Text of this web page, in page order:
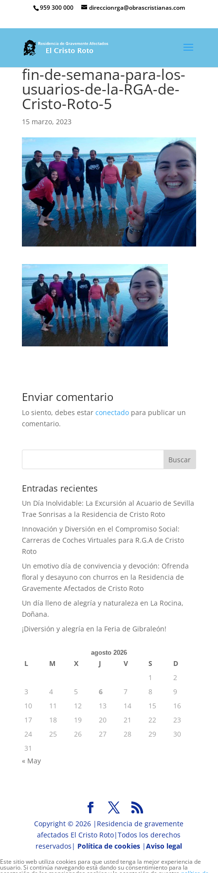
959 300 000 direccionrga@obrascristianas.com
fin-de-semana-para-los-
usuarios-de-la-RGA-de-
Cristo-Roto-5
15 marzo, 2023
Enviar comentario
Lo siento, debes estar conectadopara publicar un
comentario.
Buscar
Entradas recientes
Un Día Inolvidable: La Excursión al Acuario de Sevilla
Trae Sonrisas a la Residencia de Cristo Roto
Innovación y Diversión en el Compromiso Social:
Carreras de Coches Virtuales para R.G.A de Cristo
Roto
Un emotivo día de convivencia y devoción: Ofrenda
floral y desayuno con churros en la Residencia de
Gravemente Afectados de Cristo Roto
Un día lleno de alegría y naturaleza en La Rocina,
Doñana.
¡Diversión y alegría en la Feria de Gibraleón!
agosto 2026
L M X J V S
D
1
2
3
4 5 6 7 8
9
10
11 12 13 14 15
16
17
18 19 20 21 22
23
24
25 26 27 28 29
30
31
« May
Copyright © 2026 |Residencia de gravemente
afectados El Cristo Roto|Todos los derechos
reservados| Política de cookies |Aviso legal
Este sitio web utiliza cookies para que usted tenga la mejor experiencia de
usuario. Si continúa navegando está dando su consentimiento para la